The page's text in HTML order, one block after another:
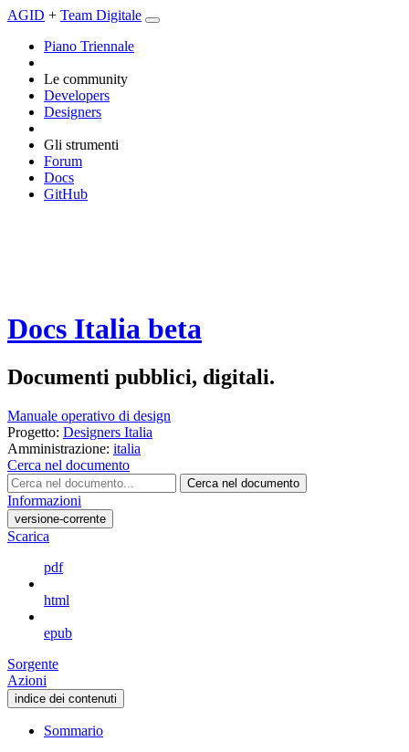
AGID + Team Digitale
Piano Triennale
Le community
Developers
Designers
Gli strumenti
Forum
Docs
GitHub
Docs Italia beta
Documenti pubblici, digitali.
Manuale operativo di design
Progetto: Designers Italia
Amministrazione: italia
Cerca nel documento
Cerca nel documento
Informazioni
versione-corrente
Scarica
pdf
html
epub
Sorgente
Azioni
indice dei contenuti
Sommario